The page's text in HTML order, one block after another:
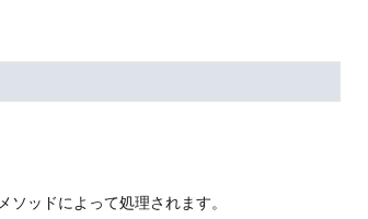
メソッドによって処理されます。